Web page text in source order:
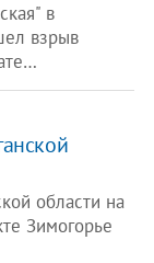
в
взрыв
области на
Зимогорье